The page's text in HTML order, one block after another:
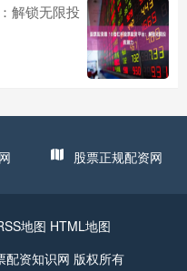
解锁无限投
股票正规配资网
地图 HTML地图
配资知识网 版权所有